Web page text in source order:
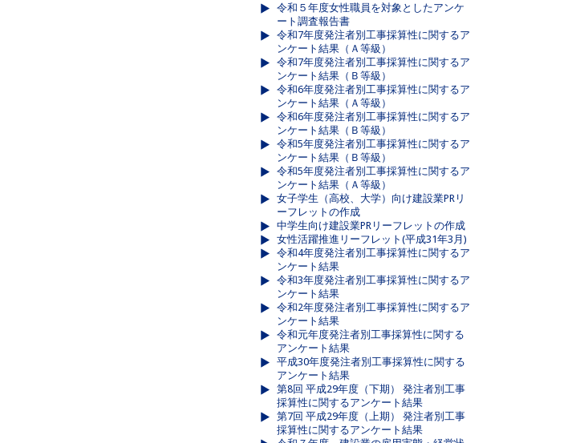
令和５年度女性職員を対象としたアンケ
ート調査報告書
令和7年度発注者別工事採算性に関するア
ンケート結果（Ａ等級）
令和7年度発注者別工事採算性に関するア
ンケート結果（Ｂ等級）
令和6年度発注者別工事採算性に関するア
ンケート結果（Ａ等級）
令和6年度発注者別工事採算性に関するア
ンケート結果（Ｂ等級）
令和5年度発注者別工事採算性に関するア
ンケート結果（Ｂ等級）
令和5年度発注者別工事採算性に関するア
ンケート結果（Ａ等級）
女子学生（高校、大学）向け建設業PRリ
ーフレットの作成
中学生向け建設業PRリーフレットの作成
女性活躍推進リーフレット(平成31年3月)
令和4年度発注者別工事採算性に関するア
ンケート結果
令和3年度発注者別工事採算性に関するア
ンケート結果
令和2年度発注者別工事採算性に関するア
ンケート結果
令和元年度発注者別工事採算性に関する
アンケート結果
平成30年度発注者別工事採算性に関する
アンケート結果
第8回 平成29年度（下期） 発注者別工事
採算性に関するアンケート結果
第7回 平成29年度（上期） 発注者別工事
採算性に関するアンケート結果